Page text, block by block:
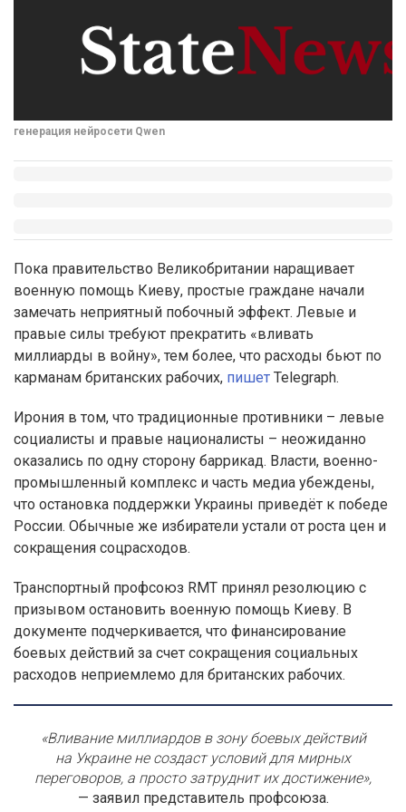
генерация нейросети Qwen
Пока правительство Великобритании наращивает
военную помощь Киеву, простые граждане начали
замечать неприятный побочный эффект. Левые и
правые силы требуют прекратить «вливать
миллиарды в войну», тем более, что расходы бьют по
карманам британских рабочих, пишет Telegraph.
Ирония в том, что традиционные противники – левые
социалисты и правые националисты – неожиданно
оказались по одну сторону баррикад. Власти, военно-
промышленный комплекс и часть медиа убеждены,
что остановка поддержки Украины приведёт к победе
России. Обычные же избиратели устали от роста цен и
сокращения соцрасходов.
Транспортный профсоюз RMT принял резолюцию с
призывом остановить военную помощь Киеву. В
документе подчеркивается, что финансирование
боевых действий за счет сокращения социальных
расходов неприемлемо для британских рабочих.
«Вливание миллиардов в зону боевых действий
на Украине не создаст условий для мирных
переговоров, а просто затруднит их достижение»,
— заявил представитель профсоюза.